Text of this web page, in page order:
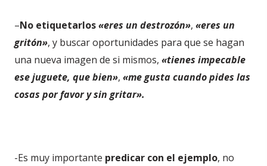
–No etiquetarlos«eres un destrozón», «eres un
gritón», y buscar oportunidades para que se hagan
una nueva imagen de si mismos, «tienes impecable
ese juguete, que bien», «me gusta cuando pides las
cosas por favor y sin gritar».
-Es muy importante predicar con el ejemplo, no